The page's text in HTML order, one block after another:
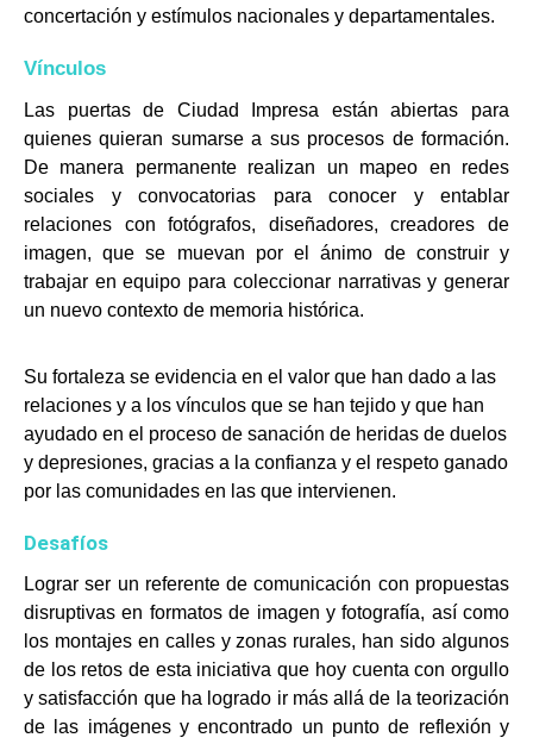
concertación y estímulos nacionales y departamentales.
Vínculos
Las puertas de Ciudad Impresa están abiertas para
quienes quieran sumarse a sus procesos de formación.
De manera permanente realizan un mapeo en redes
sociales y convocatorias para conocer y entablar
relaciones con fotógrafos, diseñadores, creadores de
imagen, que se muevan por el ánimo de construir y
trabajar en equipo para coleccionar narrativas y generar
un nuevo contexto de memoria histórica.
Su fortaleza se evidencia en el valor que han dado a las
relaciones y a los vínculos que se han tejido y que han
ayudado en el proceso de sanación de heridas de duelos
y depresiones, gracias a la confianza y el respeto ganado
por las comunidades en las que intervienen.
Desafíos
Lograr ser un referente de comunicación con propuestas
disruptivas en formatos de imagen y fotografía, así como
los montajes en calles y zonas rurales, han sido algunos
de los retos de esta iniciativa que hoy cuenta con orgullo
y satisfacción que ha logrado ir más allá de la teorización
de las imágenes y encontrado un punto de reflexión y